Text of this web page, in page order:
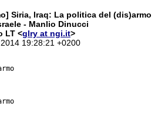
Siria, Iraq: La politica del (dis)armo
- Manlio Dinucci
LT <glry at ngi.it>
19:28:21 +0200